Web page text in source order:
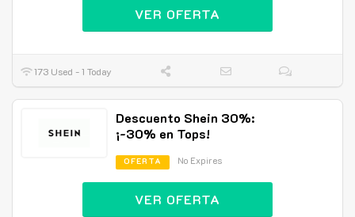
VER OFERTA
173 Used - 1 Today
Descuento Shein 30%:
¡-30% en Tops!
OFERTA No Expires
VER OFERTA